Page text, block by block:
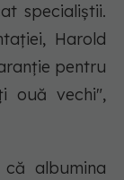
specialiștii.
Harold
pentru
ouă vechi",
albumina